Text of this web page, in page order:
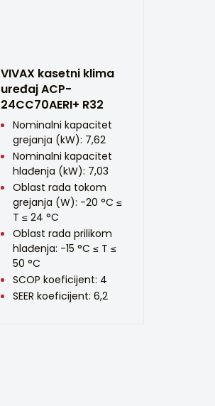
VIVAX kasetni klima
uređaj ACP-
24CC70AERI+ R32
Nominalni kapacitet
grejanja (kW): 7,62
Nominalni kapacitet
hlađenja (kW): 7,03
Oblast rada tokom
grejanja (W): -20 °C ≤
T ≤ 24 °C
Oblast rada prilikom
hlađenja: -15 °C ≤ T ≤
50 °C
SCOP koeficijent: 4
SEER koeficijent: 6,2